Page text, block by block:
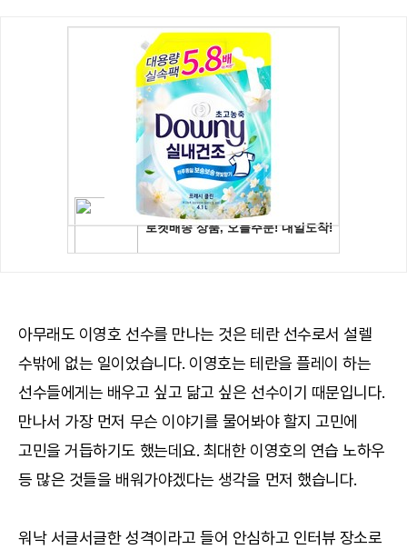
아무래도 이영호 선수를 만나는 것은 테란 선수로서 설렐
수밖에 없는 일이었습니다. 이영호는 테란을 플레이 하는
선수들에게는 배우고 싶고 닮고 싶은 선수이기 때문입니다.
만나서 가장 먼저 무슨 이야기를 물어봐야 할지 고민에
고민을 거듭하기도 했는데요. 최대한 이영호의 연습 노하우
등 많은 것들을 배워가야겠다는 생각을 먼저 했습니다.
워낙 서글서글한 성격이라고 들어 안심하고 인터뷰 장소로